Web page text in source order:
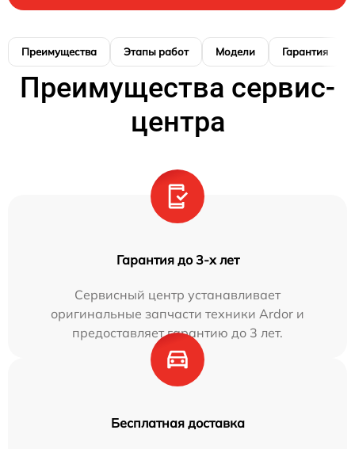
Преимущества Этапы работ Модели Гарантия
Преимущества сервис-
центра
Гарантия до 3-х лет
Сервисный центр устанавливает
оригинальные запчасти техники Ardor и
предоставляет гарантию до 3 лет.
Бесплатная доставка